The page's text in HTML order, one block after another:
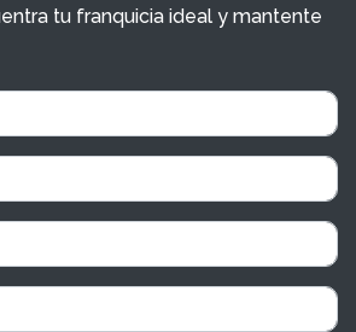
tu franquicia ideal y mantente